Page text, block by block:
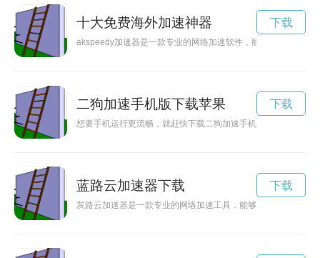
十大免费海外加速神器
akspeedy加速器是一款专业的网络加速软件，能够帮助用户更
下载
二狗加速手机版下载苹果
想要手机运行更流畅，就赶快下载二狗加速手机版。让您的手
下载
蓝路云加速器下载
灰路云加速器是一款专业的网络加速工具，能够帮助用户稳定
下载